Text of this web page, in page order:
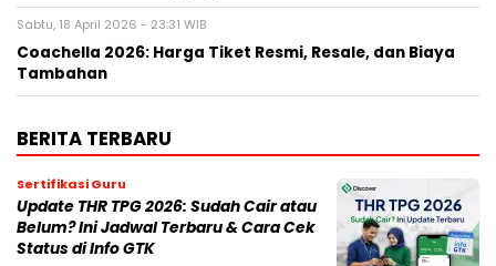
Sabtu, 18 April 2026 - 23:31 WIB
Coachella 2026: Harga Tiket Resmi, Resale, dan Biaya
Tambahan
BERITA TERBARU
Sertifikasi Guru
Update THR TPG 2026: Sudah Cair atau
Belum? Ini Jadwal Terbaru & Cara Cek
Status di Info GTK